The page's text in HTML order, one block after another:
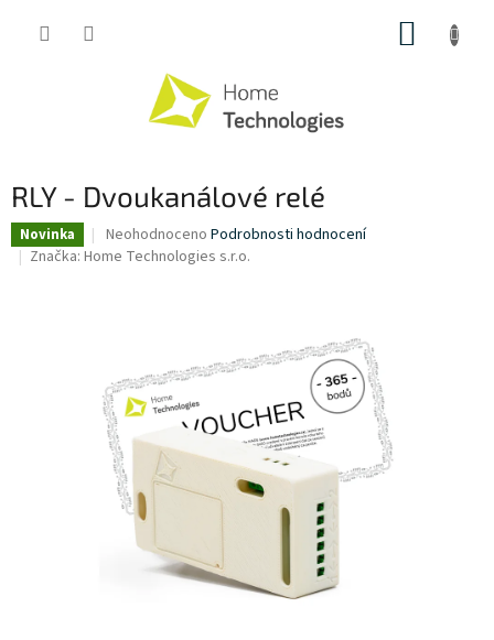
RLY - Dvoukanálové relé
Novinka
Průměrné
hodnocení
hvězdiček.
Neohodnoceno Podrobnosti hodnocení
Značka: Home Technologies s.r.o.